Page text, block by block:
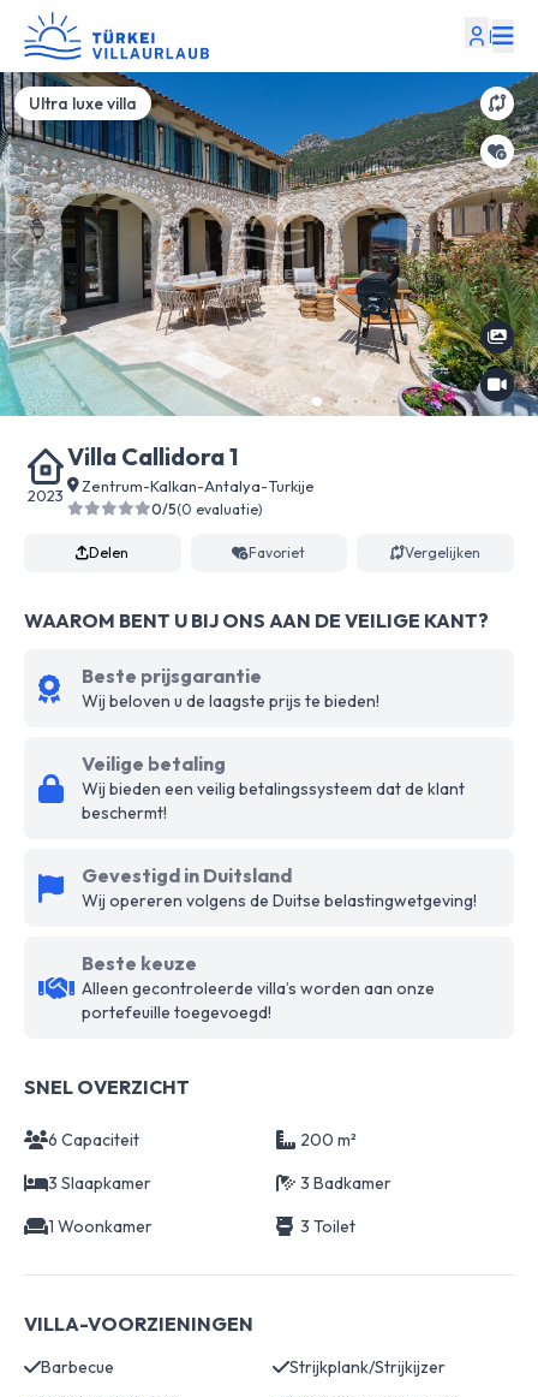
|
Ultra luxe villa
2023
Villa Callidora 1
Zentrum-Kalkan-Antalya-Turkije
0/5(0 evaluatie)
Delen Favoriet Vergelijken
WAAROM BENT U BIJ ONS AAN DE VEILIGE KANT?
Beste prijsgarantie
Wij beloven u de laagste prijs te bieden!
Veilige betaling
Wij bieden een veilig betalingssysteem dat de klant
beschermt!
Gevestigd in Duitsland
Wij opereren volgens de Duitse belastingwetgeving!
Beste keuze
Alleen gecontroleerde villa’s worden aan onze
portefeuille toegevoegd!
SNEL OVERZICHT
6 Capaciteit
200 m²
3 Slaapkamer
3 Badkamer
1 Woonkamer
3 Toilet
VILLA-VOORZIENINGEN
Barbecue
Strijkplank/Strijkijzer